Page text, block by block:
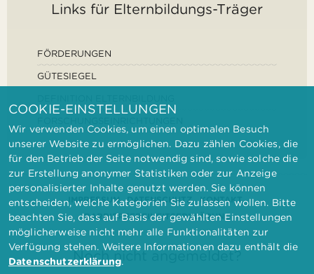
Links für Elternbildungs-Träger
FÖRDERUNGEN
GÜTESIEGEL
IMPRESSUM DATENSCHUTZ
KONTAKT
BARRIEREFREIHEITSERKLÄRUNG
Noch nicht angemeldet?
COOKIE-EINSTELLUNGEN
Wir verwenden Cookies, um einen optimalen Besuch
unserer Website zu ermöglichen. Dazu zählen Cookies, die
für den Betrieb der Seite notwendig sind, sowie solche die
zur Erstellung anonymer Statistiken oder zur Anzeige
personalisierter Inhalte genutzt werden. Sie können
entscheiden, welche Kategorien Sie zulassen wollen. Bitte
beachten Sie, dass auf Basis der gewählten Einstellungen
möglicherweise nicht mehr alle Funktionalitäten zur
Verfügung stehen. Weitere Informationen dazu enthält die
Datenschutzerklärung.